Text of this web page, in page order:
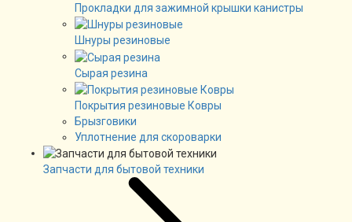
Прокладки для зажимной крышки канистры
Шнуры резиновые
Сырая резина
Покрытия резиновые Ковры
Брызговики
Уплотнение для скороварки
Запчасти для бытовой техники